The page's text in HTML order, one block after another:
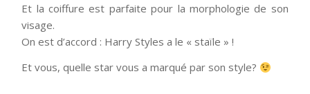
Et la coiffure est parfaite pour la morphologie de son
visage.
On est d’accord : Harry Styles a le « staïle » !
Et vous, quelle star vous a marqué par son style?